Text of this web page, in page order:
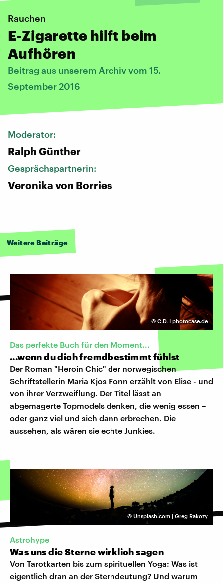
Rauchen
E-Zigarette hilft beim
Aufhören
Beitrag aus unserem Archiv vom 15.
September 2016
Moderator:
Ralph Günther
Gesprächspartnerin:
Veronika von Borries
Weitere Beiträge
© C.D. I photocase.de
Das perfekte Buch für den Moment...
...wenn du dich fremdbestimmt fühlst
Der Roman "Heroin Chic" der norwegischen
Schriftstellerin Maria Kjos Fonn erzählt von Elise - und
von ihrer Verzweiflung. Der Titel lässt an
abgemagerte Topmodels denken, die wenig essen –
oder ganz viel und sich dann erbrechen. Die
aussehen, als wären sie echte Junkies.
© Unsplash.com | Greg Rakozy
Astrohype
Was uns die Sterne wirklich sagen
Von Tarotkarten bis zum spirituellen Yoga: Was ist
eigentlich dran an der Sterndeutung? Und warum